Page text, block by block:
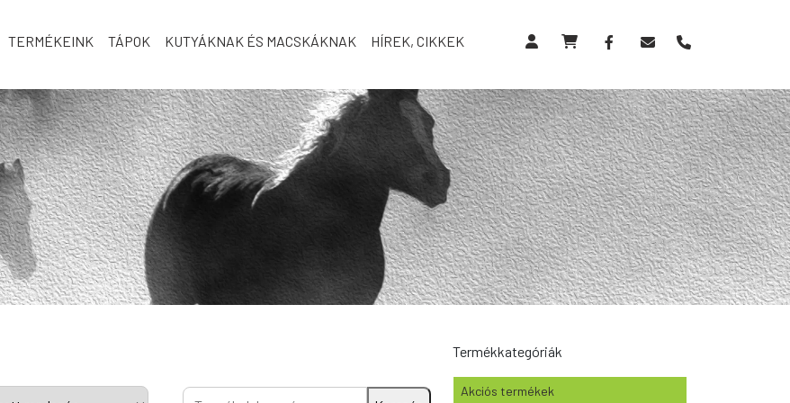
TERMÉKEINK TÁPOK KUTYÁKNAK ÉS MACSKÁKNAK HÍREK, CIKKEK
Keresés
Termékkategóriák
Akciós termékek